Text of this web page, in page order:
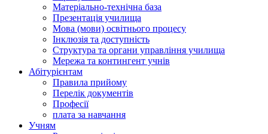
Матеріально-технічна база
Презентація училища
Мова (мови) освітнього процесу
Інклюзія та доступність
Структура та органи управління училища
Мережа та контингент учнів
Абітурієнтам
Правила прийому
Перелік документів
Професії
плата за навчання
Учням